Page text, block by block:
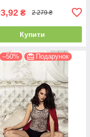
₴ 2 279 ₴
Купити
–50% Подарунок